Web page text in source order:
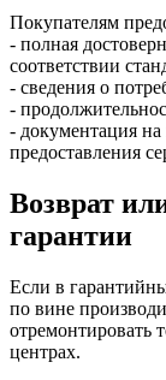
Покупателям
- полная
соответствии
- сведения о
-
- документация на
предоставления
Возврат
гарантии
Если в
по вине
отремонтировать
центрах.